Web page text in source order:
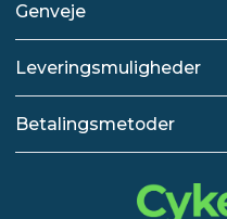
Genveje
Leveringsmuligheder
Betalingsmetoder